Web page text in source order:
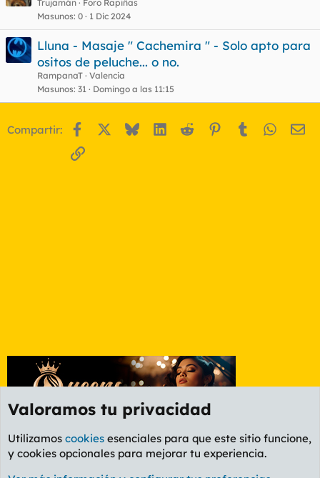
Trujamán
Foro Rapiñas
Masunos 0 1 Dic 2024
Lluna - Masaje " Cachemira " - Solo apto para
ositos de peluche... o no.
RampanaT Valencia
Masunos 31 Domingo a las 11:15
Compartir: Facebook BlueskyLinkedIn
Reddit Pinterest
Tumblr
Enlace
Foro General
Valoramos tu privacidad
Utilizamos cookies esenciales para que este sitio funcione,
y cookies opcionales para mejorar tu experiencia.